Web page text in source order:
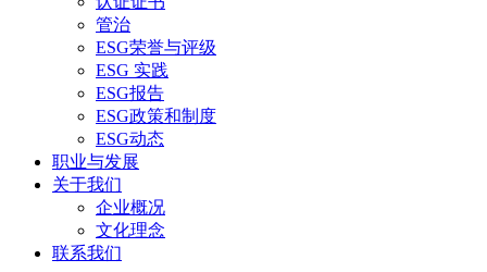
管治
ESG荣誉与评级
ESG 实践
ESG报告
ESG政策和制度
ESG动态
职业与发展
关于我们
企业概况
文化理念
联系我们